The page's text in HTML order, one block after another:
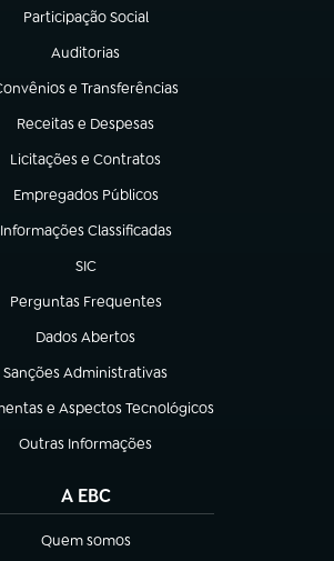
Participação Social
(abre em nova aba)
Auditorias
(abre em nova aba)
e Transferências
em nova aba)
Receitas e Despesas
(abre em nova aba)
Licitações e Contratos
(abre em nova aba)
Empregados Públicos
(abre em nova aba)
Informações Classificadas
(abre em nova aba)
SIC
(abre em nova aba)
Perguntas Frequentes
(abre em nova aba)
Dados Abertos
(abre em nova aba)
Sanções Administrativas
(abre em nova aba)
e Aspectos Tecnológicos
nova aba)
Outras Informações
(abre em nova aba)
A EBC
Quem somos
(abre em nova aba)